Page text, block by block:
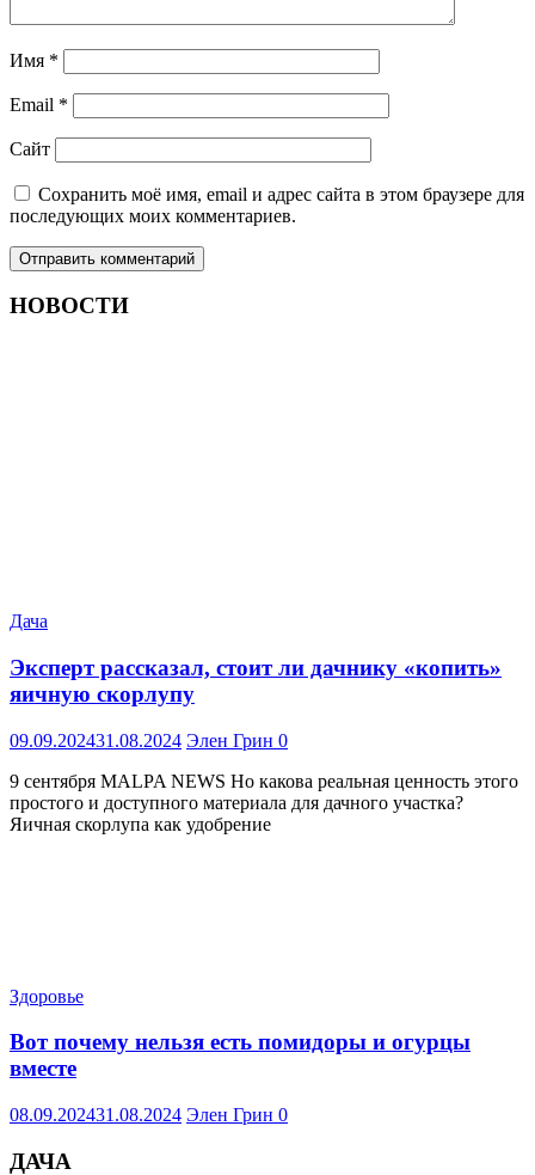
Имя *
Email *
Сайт
Сохранить моё имя, email и адрес сайта в этом браузере для
последующих моих комментариев.
НОВОСТИ
Дача
Эксперт рассказал, стоит ли дачнику «копить»
яичную скорлупу
09.09.202431.08.2024 Элен Грин 0
9 сентября MALPA NEWS Но какова реальная ценность этого
простого и доступного материала для дачного участка?
Яичная скорлупа как удобрение
Здоровье
Вот почему нельзя есть помидоры и огурцы
вместе
08.09.202431.08.2024 Элен Грин 0
ДАЧА